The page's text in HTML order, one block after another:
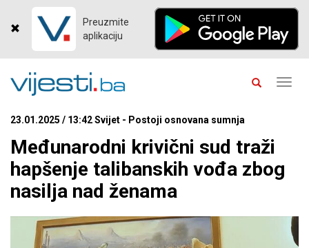
Preuzmite
aplikaciju
23.01.2025 / 13:42 Svijet - Postoji osnovana sumnja
Međunarodni krivični sud traži
hapšenje talibanskih vođa zbog
nasilja nad ženama